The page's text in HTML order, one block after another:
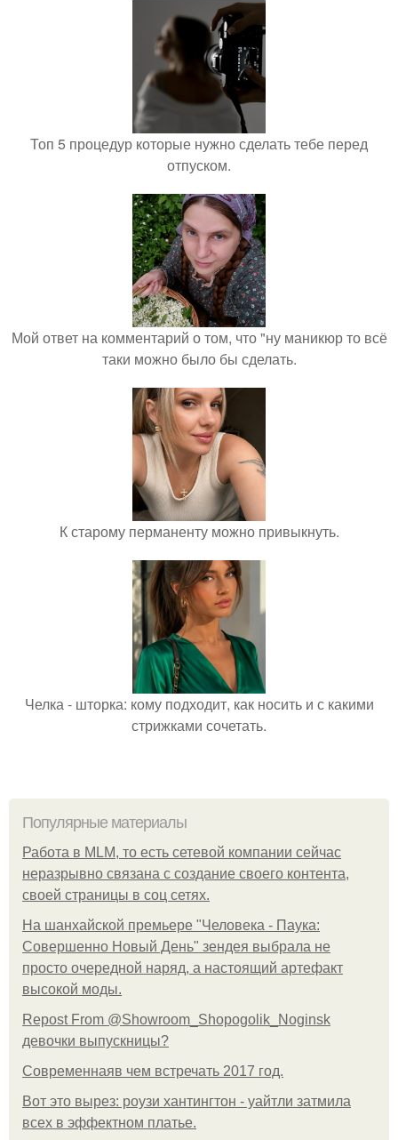
Топ 5 процедур которые нужно сделать тебе перед
отпуском.
Мой ответ на комментарий о том, что "ну маникюр то всё
таки можно было бы сделать.
К старому перманенту можно привыкнуть.
Челка - шторка: кому подходит, как носить и с какими
стрижками сочетать.
Популярные материалы
Работа в MLM, то есть сетевой компании сейчас
неразрывно связана с создание своего контента,
своей страницы в соц сетях.
На шанхайской премьере "Человека - Паука:
Совершенно Новый День" зендея выбрала не
просто очередной наряд, а настоящий артефакт
высокой моды.
Repost From @Showroom_Shopogolik_Noginsk
девочки выпускницы?
Современнаяв чем встречать 2017 год.
Вот это вырез: роузи хантингтон - уайтли затмила
всех в эффектном платьe.